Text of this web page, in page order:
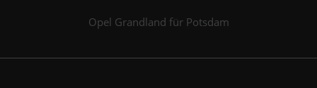
Opel Grandland für Potsdam